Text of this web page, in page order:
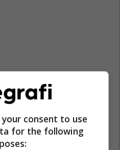
consent to use
for the following